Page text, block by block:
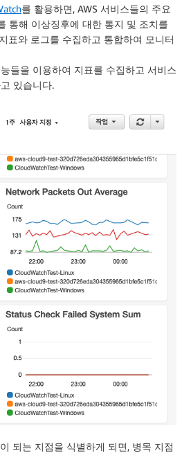
를 활용하면, AWS 서비스들의 주요
통해 이상징후에 대한 통지 및 조치를
표와 로그를 수집하고 통합하여 모니터
들을 이용하여 지표를 수집하고 서비스
있습니다.
되는 지점을 식별하게 되면, 병목 지점